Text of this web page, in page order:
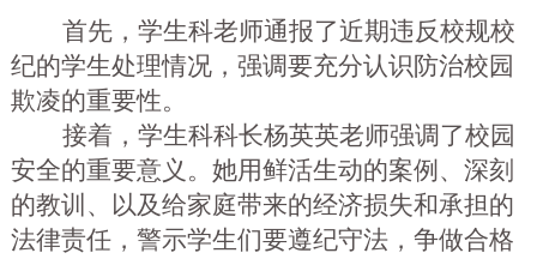
首先，学生科老师通报了近期违反校规校
纪的学生处理情况，强调要充分认识防治校园
欺凌的重要性。
接着，学生科科长杨英英老师强调了校园
安全的重要意义。她用鲜活生动的案例、深刻
的教训、以及给家庭带来的经济损失和承担的
法律责任，警示学生们要遵纪守法，争做合格